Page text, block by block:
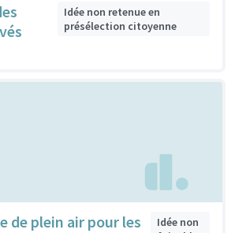
Idée non retenue en
présélection citoyenne
de plein air pour les
Idée non